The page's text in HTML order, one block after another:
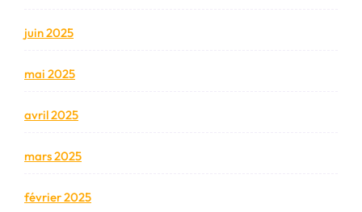
juin 2025
mai 2025
avril 2025
mars 2025
février 2025